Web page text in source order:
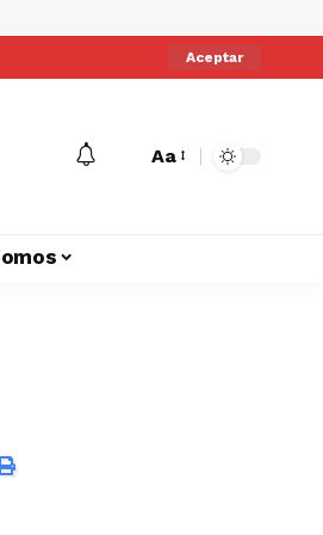
Aceptar
Aa